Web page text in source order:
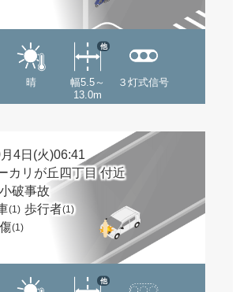
晴
幅5.5～
13.0m
他
３灯式信号
4日(火)06:41
カリが丘四丁目 付近
破事故
(1) 歩行者(1)
(1)
他